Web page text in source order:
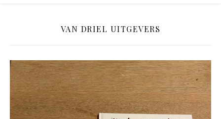
VAN DRIEL UITGEVERS